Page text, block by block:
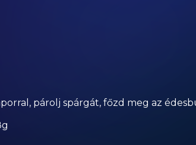
párolj spárgát, főzd meg az